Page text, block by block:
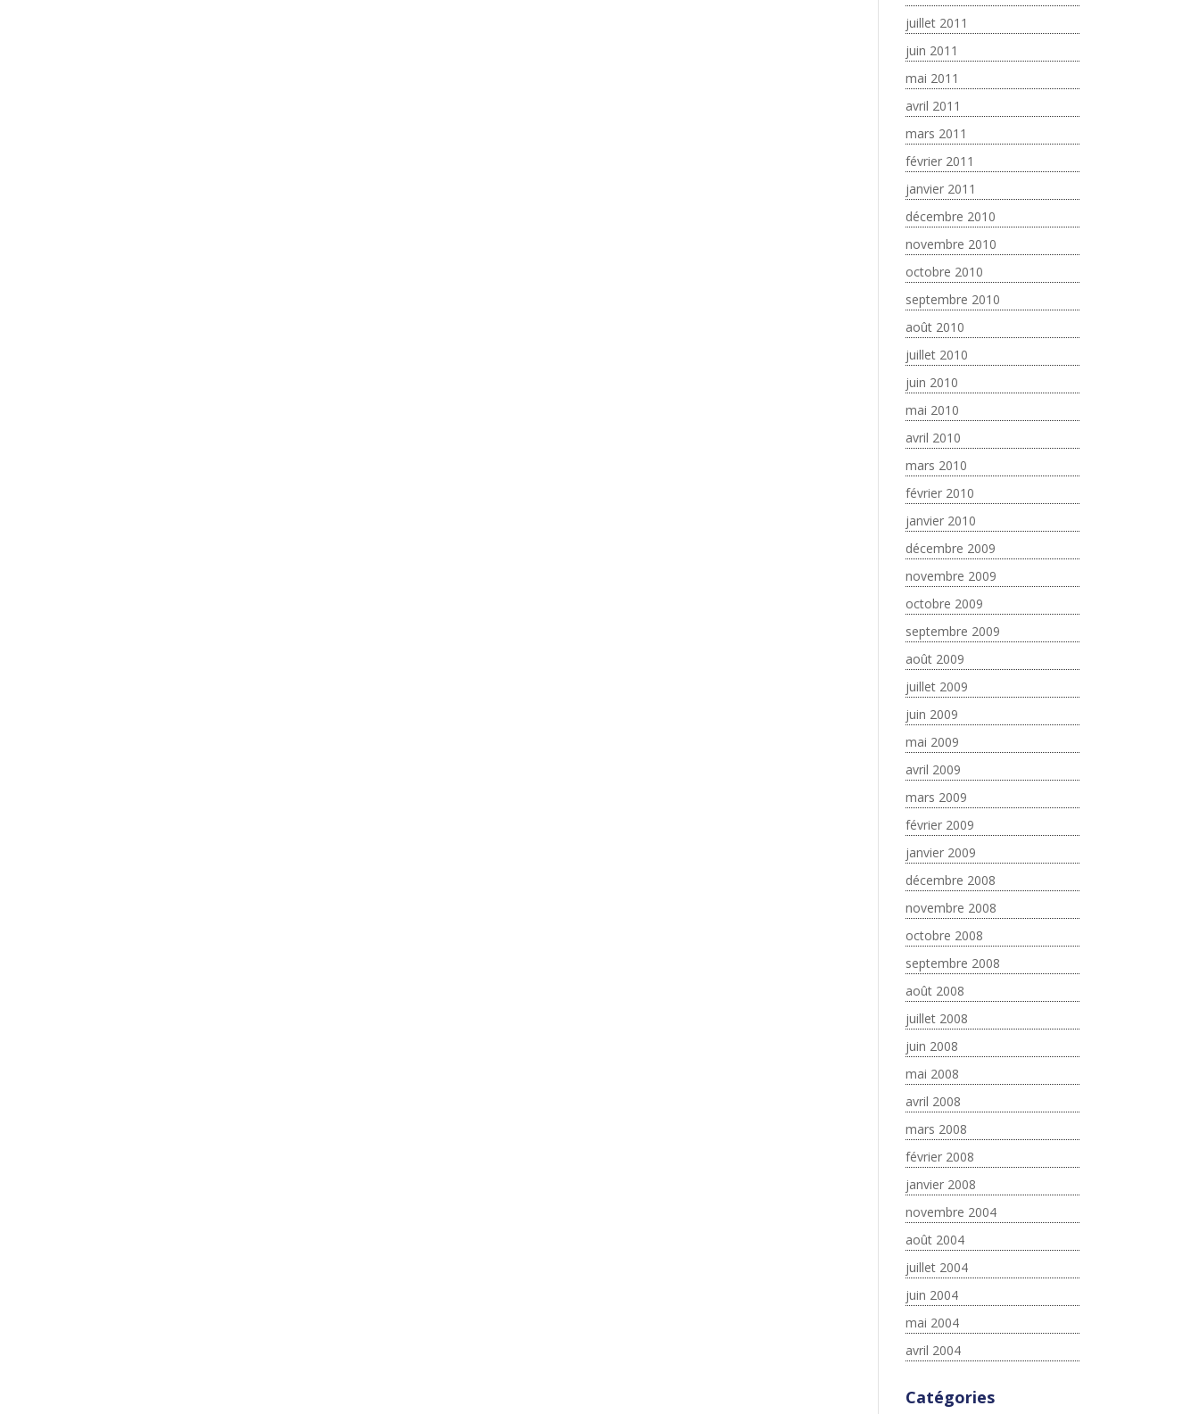
juillet 2011
juin 2011
mai 2011
avril 2011
mars 2011
février 2011
janvier 2011
décembre 2010
novembre 2010
octobre 2010
septembre 2010
août 2010
juillet 2010
juin 2010
mai 2010
avril 2010
mars 2010
février 2010
janvier 2010
décembre 2009
novembre 2009
octobre 2009
septembre 2009
août 2009
juillet 2009
juin 2009
mai 2009
avril 2009
mars 2009
février 2009
janvier 2009
décembre 2008
novembre 2008
octobre 2008
septembre 2008
août 2008
juillet 2008
juin 2008
mai 2008
avril 2008
mars 2008
février 2008
janvier 2008
novembre 2004
août 2004
juillet 2004
juin 2004
mai 2004
avril 2004
Catégories